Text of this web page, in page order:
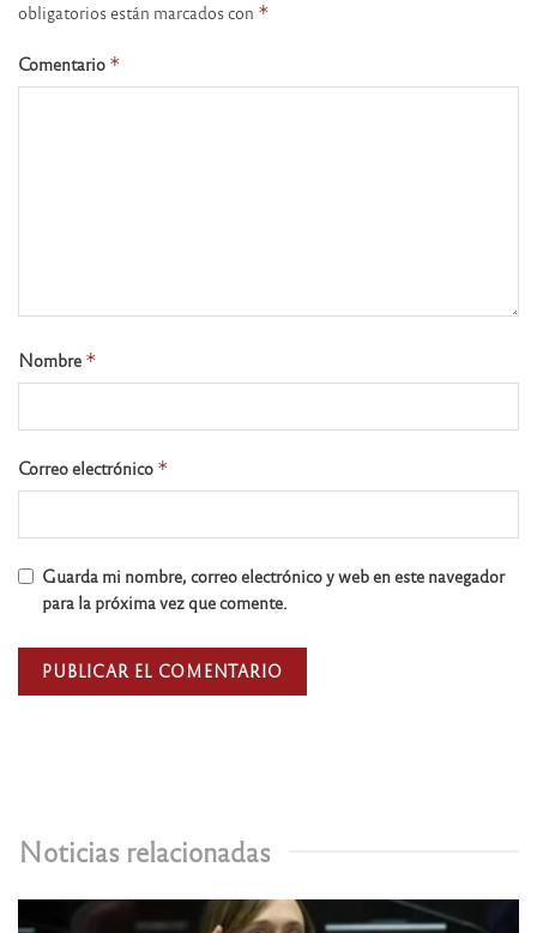
Noticias relacionadas
obligatorios están marcados con *
Comentario *
Nombre *
Correo electrónico *
Guarda mi nombre, correo electrónico y web en este navegador
para la próxima vez que comente.